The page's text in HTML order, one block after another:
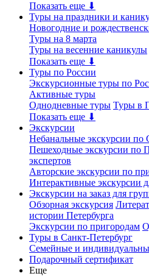
Показать еще ⬇
Туры на праздники и
Новогодние и
Туры на 8 марта
Туры на весенние каникулы
Показать еще ⬇
Туры по России
Экскурсионные туры по
Активные туры
Однодневные туры Туры в
Показать еще ⬇
Экскурсии
Небанальные экскурсии по
Пешеходные экскурсии по
экспертов
Авторские экскурсии по
Интерактивные экскурсии
Экскурсии на заказ для
Обзорная экскурсия
истории Петербурга
Экскурсии по пригородам
Туры в Санкт-Петербург
Семейные и
Подарочный сертификат
Еще